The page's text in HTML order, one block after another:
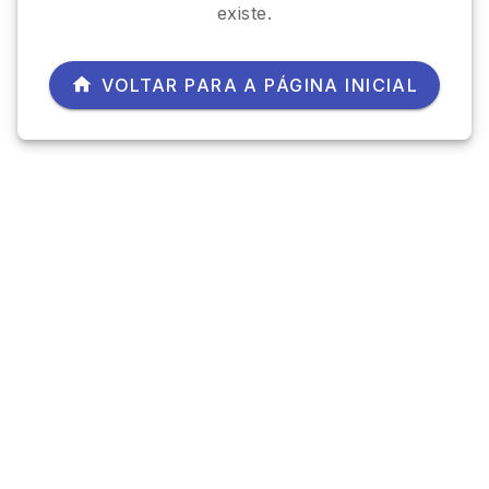
existe.
VOLTAR PARA A PÁGINA INICIAL